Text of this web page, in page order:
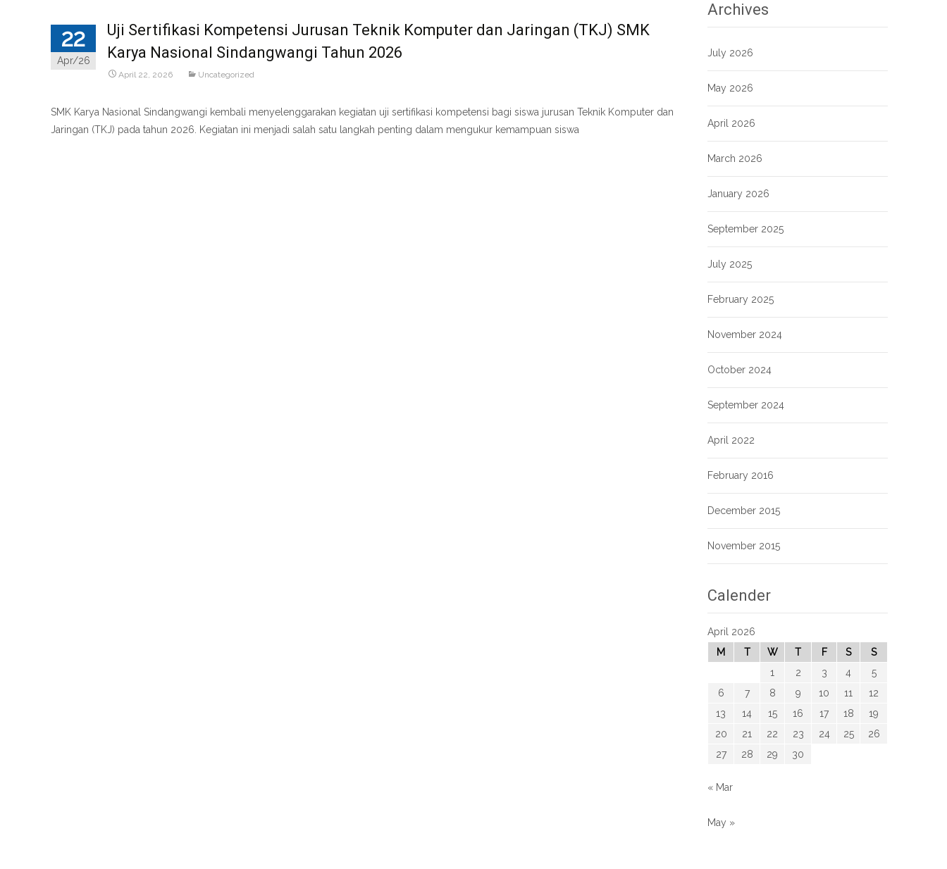
22
Apr/26
Uji Sertifikasi Kompetensi Jurusan Teknik Komputer dan Jaringan (TKJ) SMK
Karya Nasional Sindangwangi Tahun 2026
April 22, 2026 Uncategorized
SMK Karya Nasional Sindangwangi kembali menyelenggarakan kegiatan uji sertifikasi kompetensi bagi siswa jurusan Teknik Komputer dan
Jaringan (TKJ) pada tahun 2026. Kegiatan ini menjadi salah satu langkah penting dalam mengukur kemampuan siswa
Archives
July 2026
May 2026
April 2026
March 2026
January 2026
September 2025
July 2025
February 2025
November 2024
October 2024
September 2024
April 2022
February 2016
December 2015
November 2015
Calender
April 2026
M
T W T F S
S
1
2 3 4
5
6
7 8 9 10 11
12
13
14 15 16 17 18
19
20
21 22 23 24 25
26
27
28 29 30
« Mar
May »